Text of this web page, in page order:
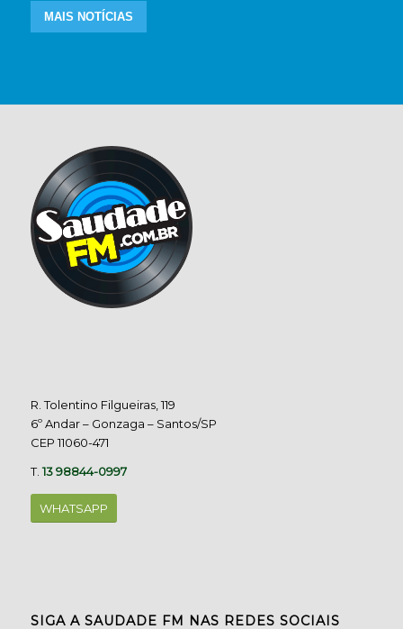
MAIS NOTÍCIAS
R. Tolentino Filgueiras, 119
6º Andar – Gonzaga – Santos/SP
CEP 11060-471
T.13 98844-0997
WHATSAPP
SIGA A SAUDADE FM NAS REDES SOCIAIS